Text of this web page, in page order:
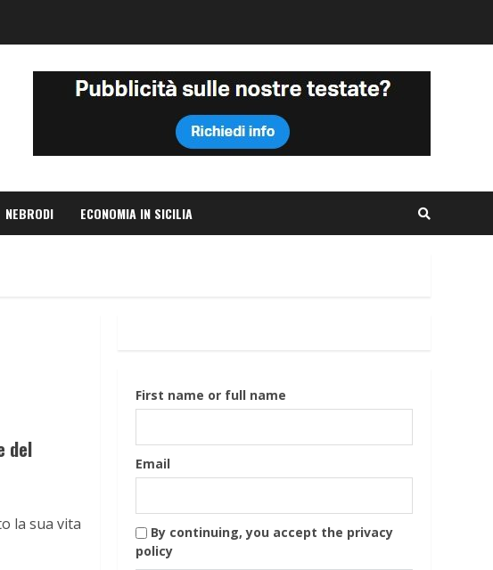
NEBRODI ECONOMIA IN SICILIA
del
la sua vita
First name or full name
Email
By continuing, you accept the privacy
policy